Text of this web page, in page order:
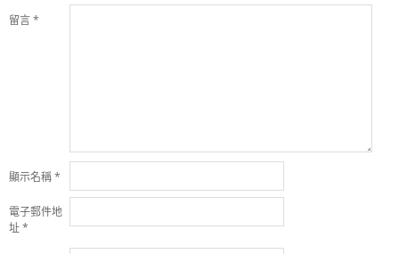
留言*
顯示名稱*
電子郵件地
址*